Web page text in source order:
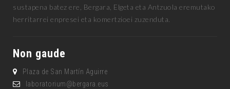
sustapena batez ere, Bergara, Elgeta eta Antzuola eremutako
herritarrei enpresei eta komertzioei zuzenduta.
Non gaude
Plaza de San Martín Aguirre
laboratorium@bergara.eus